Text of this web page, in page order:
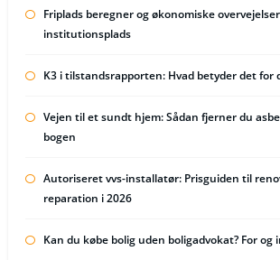
Friplads beregner og økonomiske
institutionsplads
K3 i tilstandsrapporten: Hvad betyder det for
Vejen til et sundt hjem: Sådan fjerner du
bogen
Autoriseret vvs-installatør: Prisguiden til
reparation i 2026
Kan du købe bolig uden boligadvokat? For og